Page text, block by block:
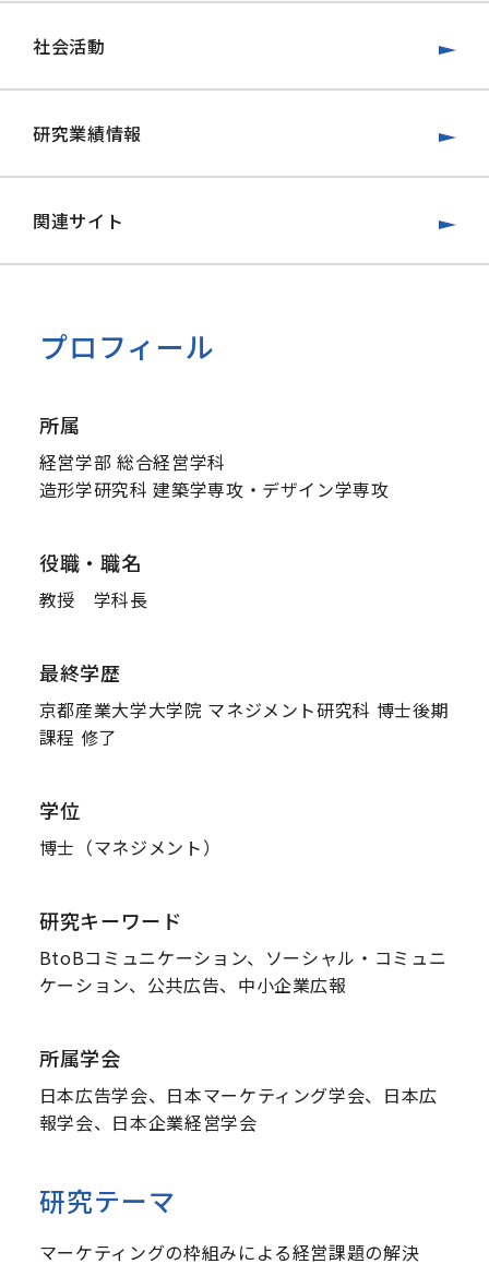
社会活動
研究業績情報
関連サイト
プロフィール
所属
経営学部 総合経営学科
造形学研究科 建築学専攻・デザイン学専攻
役職・職名
教授 学科長
最終学歴
京都産業大学大学院 マネジメント研究科 博士後期
課程 修了
学位
博士（マネジメント）
研究キーワード
BtoBコミュニケーション、ソーシャル・コミュニ
ケーション、公共広告、中小企業広報
所属学会
日本広告学会、日本マーケティング学会、日本広
報学会、日本企業経営学会
研究テーマ
マーケティングの枠組みによる経営課題の解決